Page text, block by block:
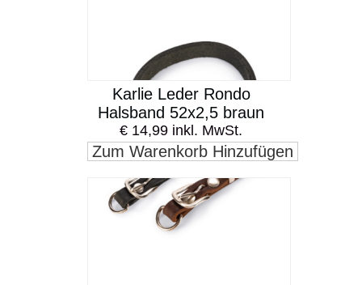
Karlie Leder Rondo
Halsband 52x2,5 braun
€ 14,99 inkl. MwSt.
Zum Warenkorb Hinzufügen